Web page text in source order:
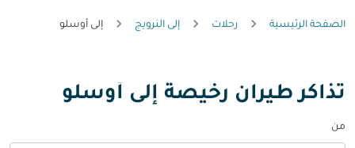
الصفحة الرئيسية رحلات إلى النرويج إلى أوسلو
تذاكر طيران رخيصة إلى أوسلو
من